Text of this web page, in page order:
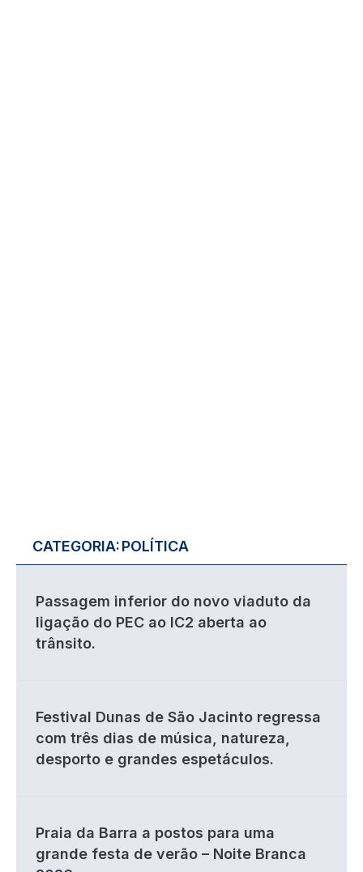
CATEGORIA:POLÍTICA
Passagem inferior do novo viaduto da
ligação do PEC ao IC2 aberta ao
trânsito.
Festival Dunas de São Jacinto regressa
com três dias de música, natureza,
desporto e grandes espetáculos.
Praia da Barra a postos para uma
grande festa de verão – Noite Branca